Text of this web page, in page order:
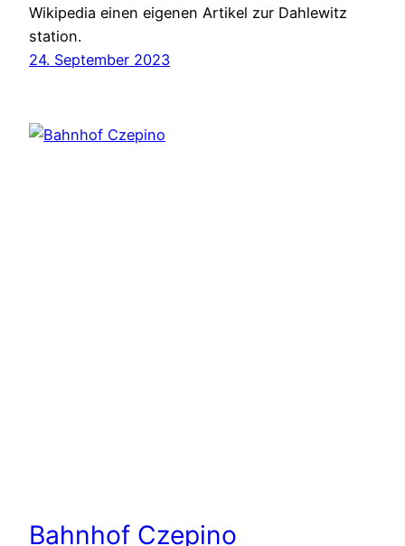
Wikipedia einen eigenen Artikel zur Dahlewitz
station.
24. September 2023
Bahnhof Czepino